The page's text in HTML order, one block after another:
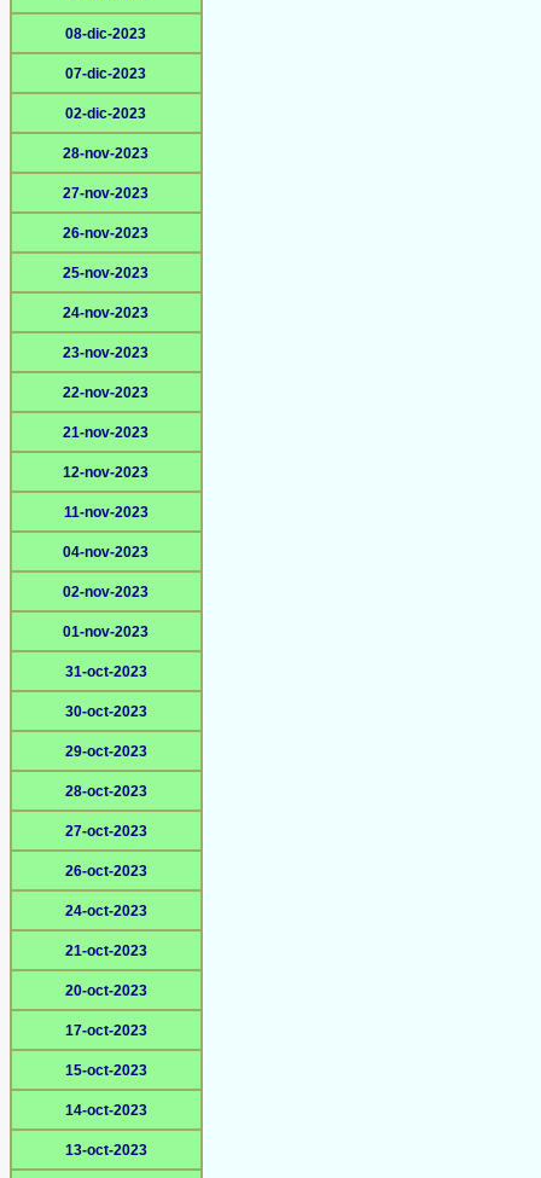
08-dic-2023
07-dic-2023
02-dic-2023
28-nov-2023
27-nov-2023
26-nov-2023
25-nov-2023
24-nov-2023
23-nov-2023
22-nov-2023
21-nov-2023
12-nov-2023
11-nov-2023
04-nov-2023
02-nov-2023
01-nov-2023
31-oct-2023
30-oct-2023
29-oct-2023
28-oct-2023
27-oct-2023
26-oct-2023
24-oct-2023
21-oct-2023
20-oct-2023
17-oct-2023
15-oct-2023
14-oct-2023
13-oct-2023